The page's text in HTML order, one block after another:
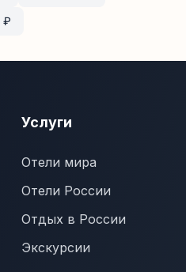
₽
Услуги
Отели мира
Отели России
Отдых в России
Экскурсии